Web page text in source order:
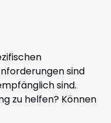
sind
sind.
zu helfen? Können